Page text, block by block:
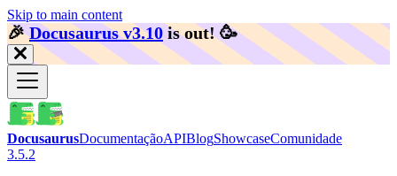
Skip to main content
🎉️Docusaurus v3.10 is out! 🥳️
DocusaurusDocumentaçãoAPIBlogShowcaseComunidade
3.5.2